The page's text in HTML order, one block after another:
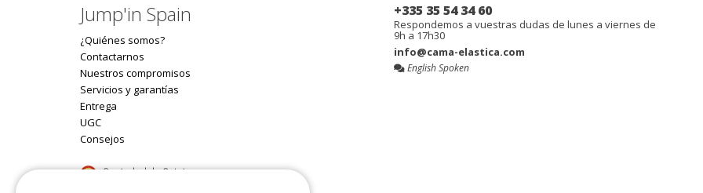
Jump'in Spain
¿Quiénes somos?
Contactarnos
Nuestros compromisos
Servicios y garantías
Entrega
UGC
Consejos
+335 35 54 34 60
Respondemos a vuestras dudas de lunes a viernes de
9h a 17h30
info@cama-elastica.com
English Spoken